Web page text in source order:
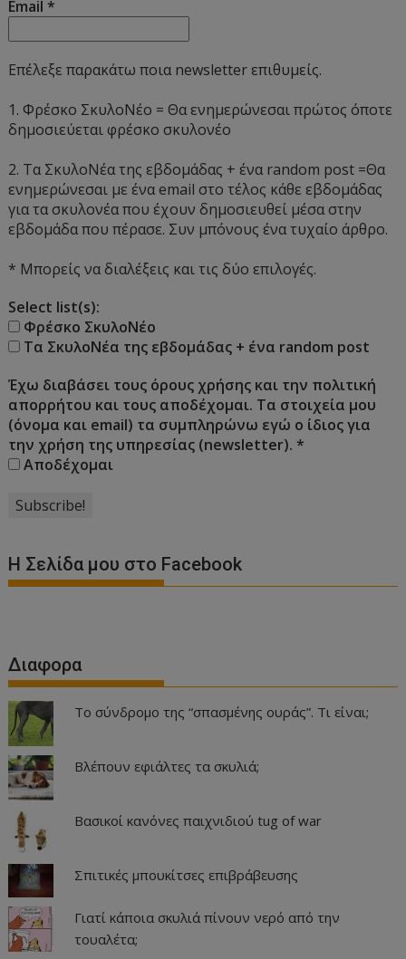
Email*
Επέλεξε παρακάτω ποια newsletter επιθυμείς.
1. Φρέσκο ΣκυλοΝέο = Θα ενημερώνεσαι πρώτος όποτε
δημοσιεύεται φρέσκο σκυλονέο
2. Τα ΣκυλοΝέα της εβδομάδας + ένα random post =Θα
ενημερώνεσαι με ένα email στο τέλος κάθε εβδομάδας
για τα σκυλονέα που έχουν δημοσιευθεί μέσα στην
εβδομάδα που πέρασε. Συν μπόνους ένα τυχαίο άρθρο.
* Μπορείς να διαλέξεις και τις δύο επιλογές.
Select list(s):
Φρέσκο ΣκυλοΝέο
Τα ΣκυλοΝέα της εβδομάδας + ένα random post
Έχω διαβάσει τους όρους χρήσης και την πολιτική
απορρήτου και τους αποδέχομαι. Τα στοιχεία μου
(όνομα και email) τα συμπληρώνω εγώ ο ίδιος για
την χρήση της υπηρεσίας (newsletter).*
Αποδέχομαι
Η Σελίδα μου στο Facebook
Διαφορα
Το σύνδρομο της “σπασμένης ουράς”. Τι είναι;
Βλέπουν εφιάλτες τα σκυλιά;
Βασικοί κανόνες παιχνιδιού tug of war
Σπιτικές μπουκίτσες επιβράβευσης
Γιατί κάποια σκυλιά πίνουν νερό από την
τουαλέτα;